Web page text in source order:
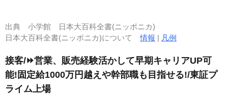
出典 小学館 日本大百科全書(ニッポニカ)
日本大百科全書(ニッポニカ)について情報 | 凡例
接客/⏩️営業、販売経験活かして早期キャリアUP可
能!固定給1000万円越えや幹部職も目指せる!/東証プ
ライム上場